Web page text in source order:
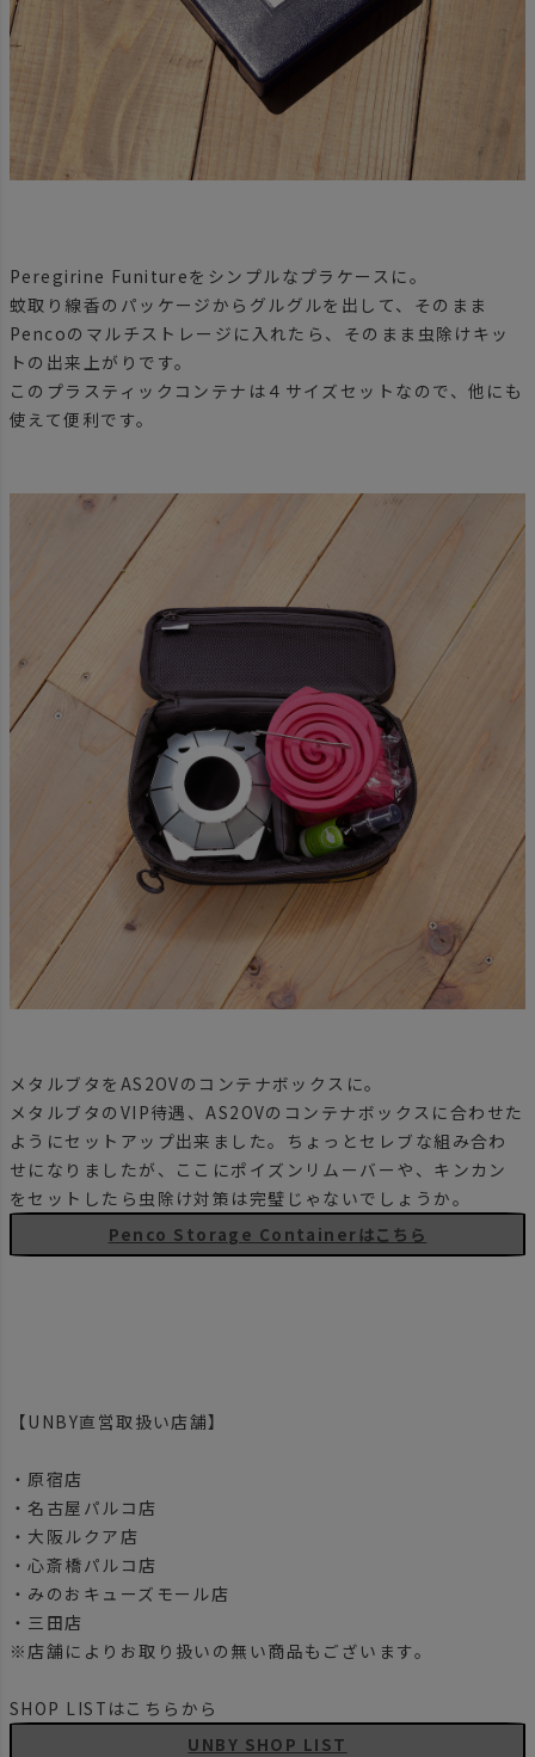
Peregirine Funitureをシンプルなプラケースに。
蚊取り線香のパッケージからグルグルを出して、そのまま
Pencoのマルチストレージに入れたら、そのまま虫除けキッ
トの出来上がりです。
このプラスティックコンテナは４サイズセットなので、他にも
使えて便利です。
メタルブタをAS2OVのコンテナボックスに。
メタルブタのVIP待遇、AS2OVのコンテナボックスに合わせた
ようにセットアップ出来ました。ちょっとセレブな組み合わ
せになりましたが、ここにポイズンリムーバーや、キンカン
をセットしたら虫除け対策は完璧じゃないでしょうか。
Penco Storage Containerはこちら
【UNBY直営取扱い店舗】
・原宿店
・名古屋パルコ店
・大阪ルクア店
・心斎橋パルコ店
・みのおキューズモール店
・三田店
※店舗によりお取り扱いの無い商品もございます。
SHOP LISTはこちらから
UNBY SHOP LIST